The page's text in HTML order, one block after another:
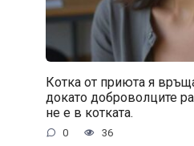
Котка от приюта я
докато доброволците
не е в котката.
0 36